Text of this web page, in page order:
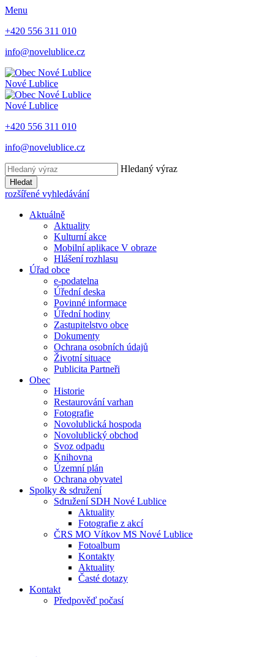
Menu
+420 556 311 010
info@novelublice.cz
Nové Lublice
Nové Lublice
+420 556 311 010
info@novelublice.cz
Hledaný výraz
Hledat
rozšířené vyhledávání
Aktuálně
Aktuality
Kulturní akce
Mobilní aplikace V obraze
Hlášení rozhlasu
Úřad obce
e-podatelna
Úřední deska
Povinné informace
Úřední hodiny
Zastupitelstvo obce
Dokumenty
Ochrana osobních údajů
Životní situace
Publicita Partneři
Obec
Historie
Restaurování varhan
Fotografie
Novolublická hospoda
Novolublický obchod
Svoz odpadu
Knihovna
Územní plán
Ochrana obyvatel
Spolky & sdružení
Sdružení SDH Nové Lublice
Aktuality
Fotografie z akcí
ČRS MO Vítkov MS Nové Lublice
Fotoalbum
Kontakty
Aktuality
Časté dotazy
Kontakt
Předpověď počasí